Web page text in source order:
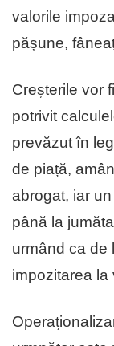
valorile
pășune,
Creșterile vor
potrivit
prevăzut în
de piață,
abrogat, iar
până la
urmând ca de
impozitarea la